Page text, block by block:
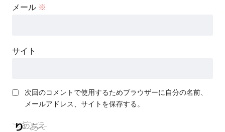
メール ※
サイト
次回のコメントで使用するためブラウザーに自分の名前、
メールアドレス、サイトを保存する。